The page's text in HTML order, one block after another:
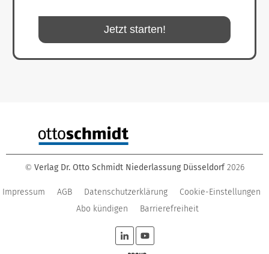
Jetzt starten!
© Verlag Dr. Otto Schmidt Niederlassung Düsseldorf 2026
Impressum AGB Datenschutzerklärung
Cookie-Einstellungen
Abo kündigen
Barrierefreiheit